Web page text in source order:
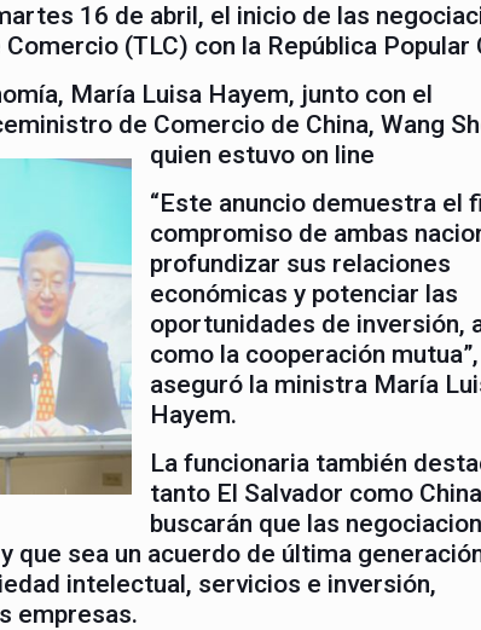
16 de abril, el inicio de las
(TLC) con la República Popular
María Luisa Hayem, junto con el
de Comercio de China, Wang
quien estuvo on line
“Este anuncio demuestra el
compromiso de ambas
profundizar sus relaciones
económicas y potenciar las
oportunidades de inversión,
como la cooperación mutua”,
aseguró la ministra María
Hayem.
La funcionaria también
tanto El Salvador como China
buscarán que las
que sea un acuerdo de última
intelectual, servicios e inversión,
empresas.